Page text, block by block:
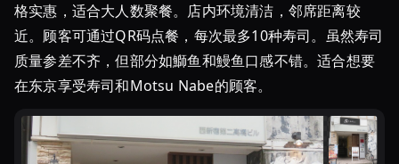
格实惠，适合大人数聚餐。店内环境清洁，邻席距离较
近。顾客可通过QR码点餐，每次最多10种寿司。虽然寿司
质量参差不齐，但部分如鰤鱼和鰻鱼口感不错。适合想要
在东京享受寿司和Motsu Nabe的顾客。